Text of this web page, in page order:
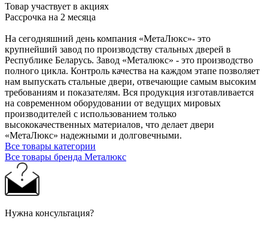
Товар участвует в акциях
Рассрочка на 2 месяца
На сегодняшний день компания «МетаЛюкс»- это
крупнейший завод по производству стальных дверей в
Республике Беларусь. Завод «Металюкс» - это производство
полного цикла. Контроль качества на каждом этапе позволяет
нам выпускать стальные двери, отвечающие самым высоким
требованиям и показателям. Вся продукция изготавливается
на современном оборудовании от ведущих мировых
производителей с использованием только
высококачественных материалов, что делает двери
«МетаЛюкс» надежными и долговечными.
Все товары категории
Все товары бренда Металюкс
Нужна консультация?